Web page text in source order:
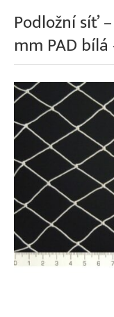
O firmě
Kontakt
Podložní síť
mm PAD